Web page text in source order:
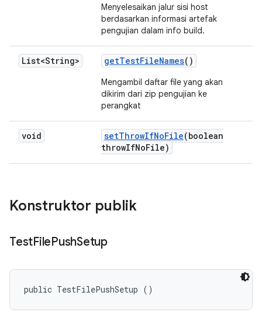
Menyelesaikan jalur sisi host
berdasarkan informasi artefak
pengujian dalam info build.
List<String> getTestFileNames()
Mengambil daftar file yang akan
dikirim dari zip pengujian ke
perangkat
void setThrowIfNoFile(boolean
throwIfNoFile)
Konstruktor publik
TestFilePushSetup
public TestFilePushSetup ()